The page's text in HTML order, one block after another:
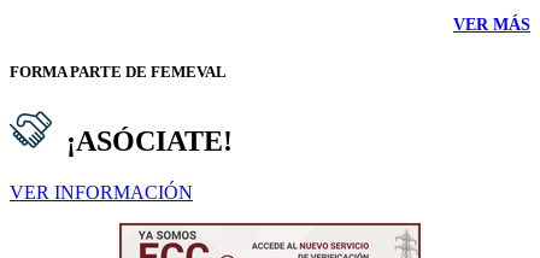
VER MÁS
FORMA PARTE DE FEMEVAL
¡ASÓCIATE!
VER INFORMACIÓN